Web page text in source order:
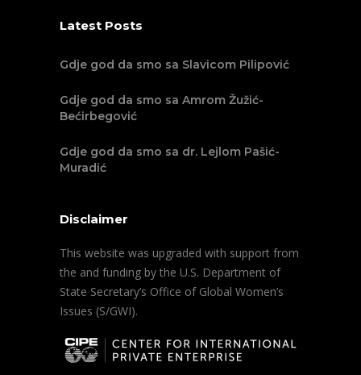
Latest Posts
Gdje god da smo sa Slavicom Pilipović
Gdje god da smo sa Amrom Žužić-
Bećirbegović
Gdje god da smo sa dr. Lejlom Pašić-
Muradić
Disclaimer
This website was upgraded with support from
the and funding by the U.S. Department of
State Secretary’s Office of Global Women’s
Issues (S/GWI).